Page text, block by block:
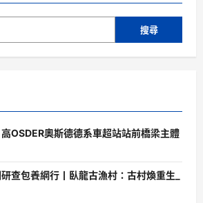
搜尋
OSDER奧斯德德系車超站站前橋梁主體
查包養網行丨臥龍古漁村：古村煥重生_